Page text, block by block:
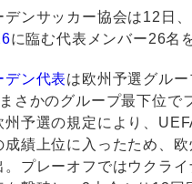
ンサッカー協会は12日、
に臨む代表メンバー26名
デン代表は欧州予選グル
さかのグループ最下位で
州予選の規定により、
成績上位に入ったため、
。プレーオフではウクラ